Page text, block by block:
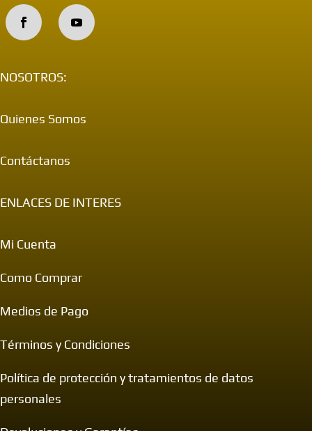
NOSOTROS:
Quienes Somos
Contáctanos
ENLACES DE INTERES
Mi Cuenta
Como Comprar
Medios de Pago
Términos y Condiciones
Política de protección y tratamientos de datos
personales